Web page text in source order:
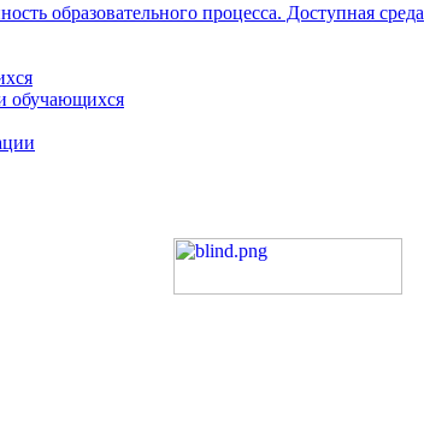
образовательного процесса. Доступная среда
обучающихся